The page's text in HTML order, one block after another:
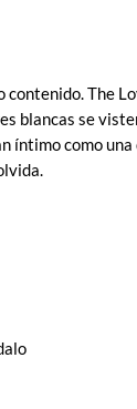
The
blancas se
íntimo como